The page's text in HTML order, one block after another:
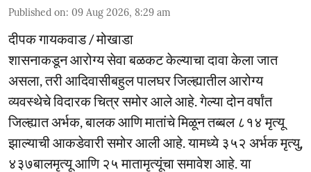
Published on: 09 Aug 2026, 8:29 am
दीपक गायकवाड / मोखाडा
शासनाकडून आरोग्य सेवा बळकट केल्याचा दावा केला जात
असला, तरी आदिवासीबहुल पालघर जिल्ह्यातील आरोग्य
व्यवस्थेचे विदारक चित्र समोर आले आहे. गेल्या दोन वर्षांत
जिल्ह्यात अर्भक, बालक आणि मातांचे मिळून तब्बल ८१४ मृत्यू
झाल्याची आकडेवारी समोर आली आहे. यामध्ये ३५२ अर्भक मृत्यु,
४३७बालमृत्यू आणि २५ मातामृत्यूंचा समावेश आहे. या